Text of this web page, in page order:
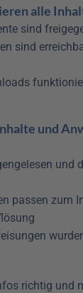
alle
sind
sind
und
und
passen zum
richtig und